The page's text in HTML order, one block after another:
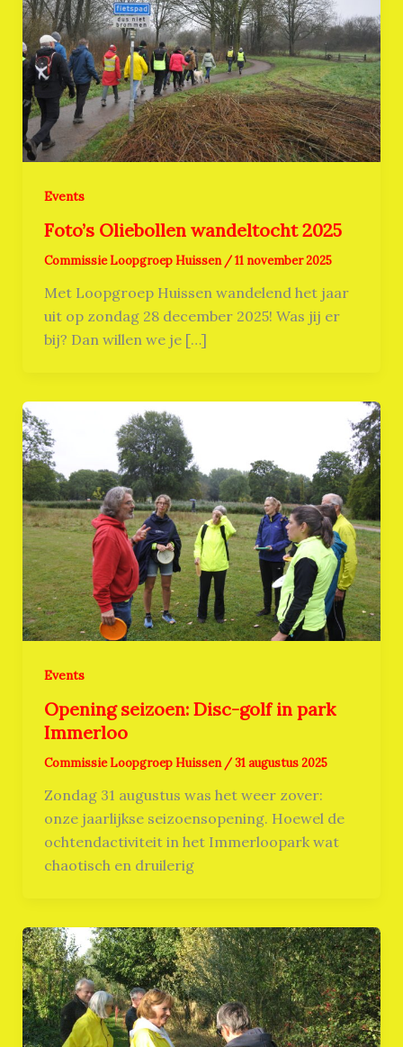
Events
Foto’s Oliebollen wandeltocht 2025
Commissie Loopgroep Huissen /11 november 2025
Met Loopgroep Huissen wandelend het jaar
uit op zondag 28 december 2025! Was jij er
bij? Dan willen we je […]
Events
Opening seizoen: Disc-golf in park
Immerloo
Commissie Loopgroep Huissen /31 augustus 2025
Zondag 31 augustus was het weer zover:
onze jaarlijkse seizoensopening. Hoewel de
ochtendactiviteit in het Immerloopark wat
chaotisch en druilerig